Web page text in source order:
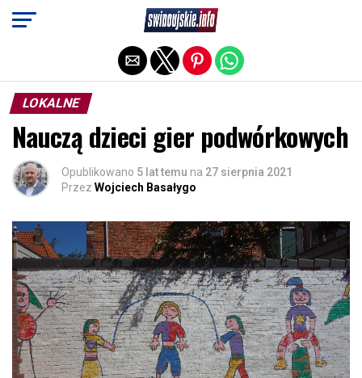
LOKALNE
Nauczą dzieci gier podwórkowych
Opublikowano 5 lat temu na 27 sierpnia 2021
Przez Wojciech Basałygo
Exit mobile version